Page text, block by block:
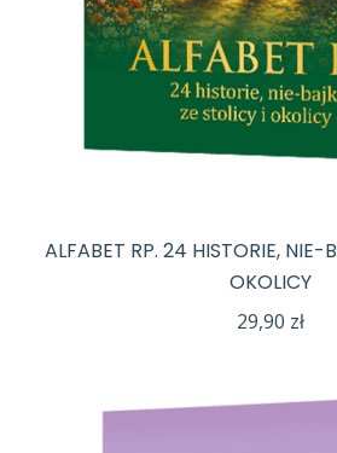
ALFABET RP. 24 HISTORIE, NIE-
OKOLICY
29,90 zł